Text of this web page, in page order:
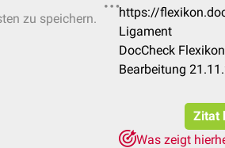
zu speichern.
https://
Ligament
DocCheck
Bearbeitung
Zitat
Was zeigt